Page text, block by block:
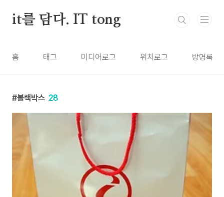
it를 담다. IT tong
홈 태그 미디어로그 위치로그 방명록
블랙박스 28